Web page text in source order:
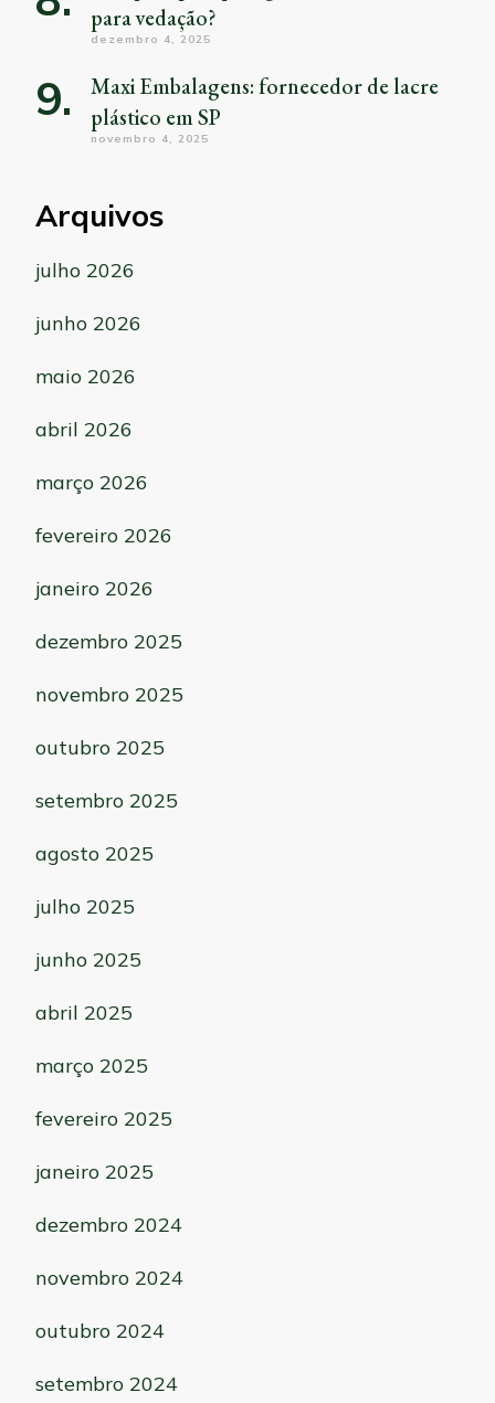
para vedação?
dezembro 4, 2025
Maxi Embalagens: fornecedor de lacre
plástico em SP
novembro 4, 2025
Arquivos
julho 2026
junho 2026
maio 2026
abril 2026
março 2026
fevereiro 2026
janeiro 2026
dezembro 2025
novembro 2025
outubro 2025
setembro 2025
agosto 2025
julho 2025
junho 2025
abril 2025
março 2025
fevereiro 2025
janeiro 2025
dezembro 2024
novembro 2024
outubro 2024
setembro 2024